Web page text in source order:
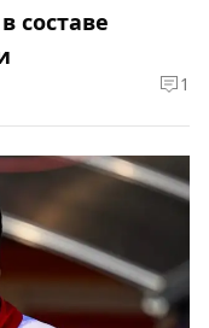
составе
1